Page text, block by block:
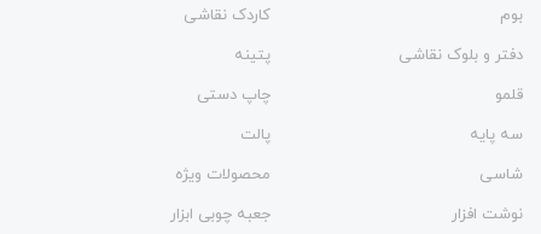
بوم
کاردک نقاشی
دفتر و بلوک نقاشی
پتینه
قلمو
چاپ دستی
سه پایه
پالت
شاسی
محصولات ویژه
نوشت افزار
جعبه چوبی ابزار